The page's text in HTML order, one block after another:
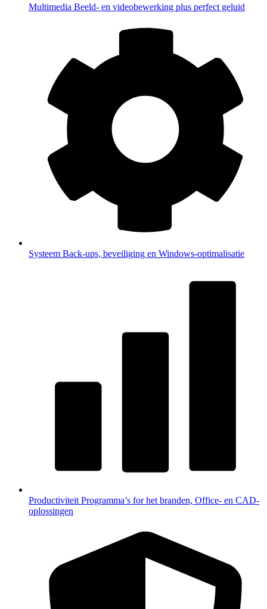
Multimedia Beeld- en videobewerking plus perfect geluid
Systeem Back-ups, beveiliging en Windows-optimalisatie
Productiviteit Programma’s for het branden, Office- en CAD-
oplossingen